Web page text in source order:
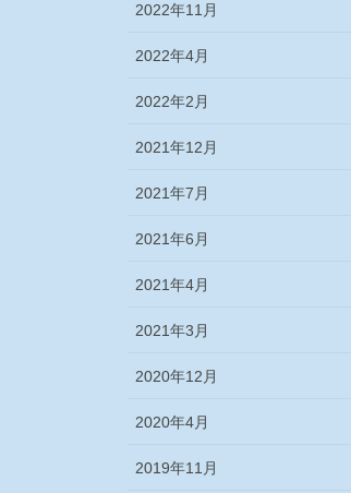
2022年11月
2022年4月
2022年2月
2021年12月
2021年7月
2021年6月
2021年4月
2021年3月
2020年12月
2020年4月
2019年11月